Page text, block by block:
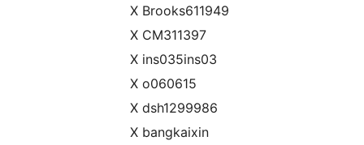
X Brooks611949
X CM311397
X ins035ins03
X o060615
X dsh1299986
X bangkaixin